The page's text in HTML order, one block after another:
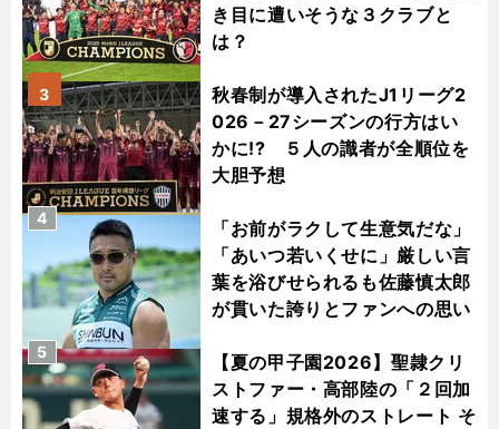
き目に遭いそうな３クラブと
は？
秋春制が導入されたJ1リーグ2
026－27シーズンの行方はい
かに!? ５人の識者が全順位を
大胆予想
3
「お前がラクして生意気だな」
「あいつ若いくせに」厳しい言
葉を浴びせられるも佐藤慎太郎
が貫いた誇りとファンへの思い
4
【夏の甲子園2026】聖隷クリ
ストファー・高部陸の「２回加
速する」規格外のストレート そ
5